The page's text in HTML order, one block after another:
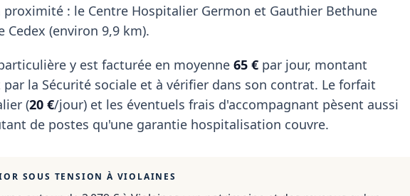
: le Centre Hospitalier Germon et Gauthier Bethune
Cedex (environ 9,9 km).
y est facturée en moyenne 65 € par jour, montant
la Sécurité sociale et à vérifier dans son contrat. Le forfait
(20 €/jour) et les éventuels frais d'accompagnant pèsent aussi
de postes qu'une garantie hospitalisation couvre.
SOUS TENSION À VIOLAINES